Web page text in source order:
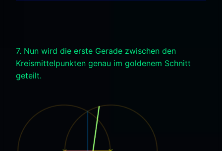
7. Nun wird die erste Gerade zwischen den
Kreismittelpunkten genau im goldenem Schnitt
geteilt.